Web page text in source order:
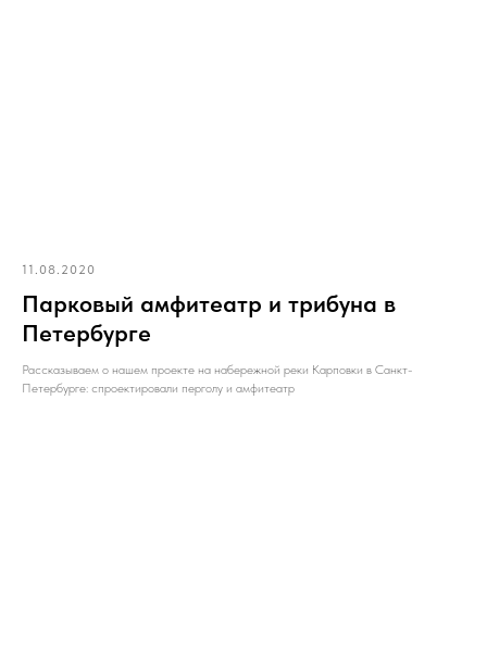
11.08.2020
Парковый амфитеатр и трибуна в
Петербурге
Рассказываем о нашем проекте на набережной реки Карповки в Санкт-
Петербурге: спроектировали перголу и амфитеатр